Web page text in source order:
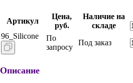
Артикул
Цена,
руб.
Наличие на
складе
96_Silicone
По
запросу
Под заказ
Описание